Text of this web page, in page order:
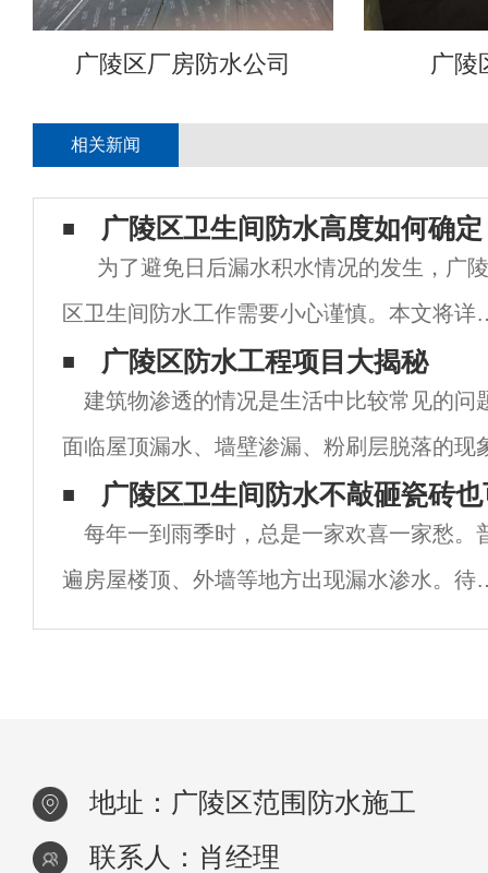
广陵区厂房防水公司 广陵
相关新闻
广陵区卫生间防水高度如何确
为了避免日后漏水积水情况的发生，广陵
区卫生间防水工作需要小心谨慎。本文将详
介绍卫生间防水高度的确认。 首先，要考虑
卫生间地面防水装修高度。卫生间地面防水
度，一般情况下，我们
广陵区防水工程项目大揭秘
建筑物渗透的情况是生活中比较常见的问
面临屋顶漏水、墙壁渗漏、粉刷层脱落的现
渗漏的地方会潮湿导致发霉变味，墙面还会
落。这严重影响了我们的生活。 &nb
广陵区卫生间防水不敲砸瓷砖
每年一到雨季时，总是一家欢喜一家愁。
遍房屋楼顶、外墙等地方出现漏水渗水。待
季过后就会出现裂缝污渍影响房子的美观。
地址：广陵区范围防水施工
联系人：肖经理